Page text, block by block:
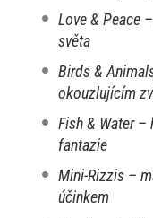
Love & Peace
světa
Birds &
okouzlujícím
Fish & Water –
fantazie
Mini-Rizzis –
účinkem